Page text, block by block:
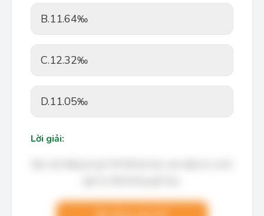
B.11.64‰
C.12.32‰
D.11.05‰
Lời giải: